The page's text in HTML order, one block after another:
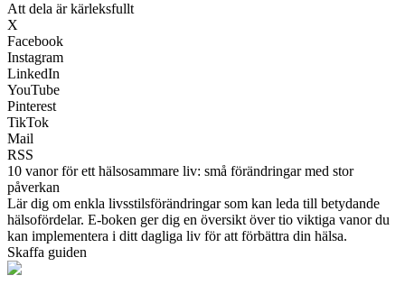
Att dela är kärleksfullt
X
Facebook
Instagram
LinkedIn
YouTube
Pinterest
TikTok
Mail
RSS
10 vanor för ett hälsosammare liv: små förändringar med stor
påverkan
Lär dig om enkla livsstilsförändringar som kan leda till betydande
hälsofördelar. E-boken ger dig en översikt över tio viktiga vanor du
kan implementera i ditt dagliga liv för att förbättra din hälsa.
Skaffa guiden